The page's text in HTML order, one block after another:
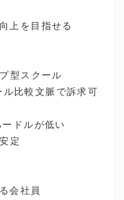
上を目指せる
型スクール
比較文脈で訴求可
ドルが低い
定
会社員